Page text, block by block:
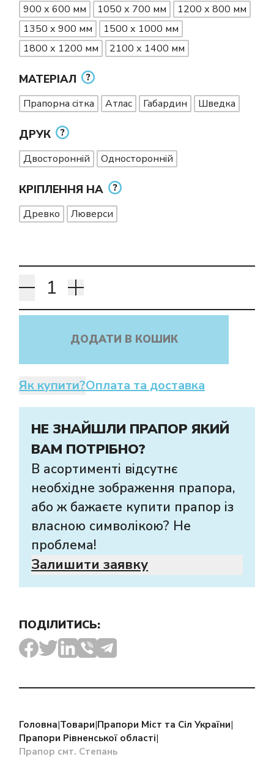
900 х 600 мм 1050 х 700 мм
1200 х 800 мм
1350 х 900 мм
1500 х 1000 мм
1800 х 1200 мм
2100 х 1400 мм
МАТЕРІАЛ
Прапорна сітка Атлас Габардин Шведка
ДРУК
Двосторонній Односторонній
КРІПЛЕННЯ НА
Древко Люверси
ДОДАТИ В КОШИК
Як купити?Оплата та доставка
НЕ ЗНАЙШЛИ ПРАПОР ЯКИЙ
ВАМ ПОТРІБНО?
В асортименті відсутнє
необхідне зображення прапора,
або ж бажаєте купити прапор із
власною символікою? Не
проблема!
Залишити заявку
ПОДІЛИТИСЬ:
Головна|Товари|Прапори Міст та Сіл України|
Прапори Рівненської області|
Прапор смт. Степань
Як купити прапор
магазині Лакор: